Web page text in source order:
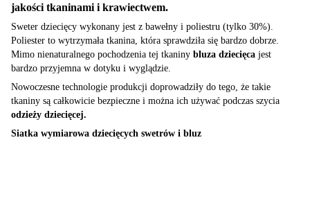
jakości tkaninami i krawiectwem.
Sweter dziecięcy wykonany jest z bawełny i poliestru (tylko 30%).
Poliester to wytrzymała tkanina, która sprawdziła się bardzo dobrze.
Mimo nienaturalnego pochodzenia tej tkaniny bluza dziecięca jest
bardzo przyjemna w dotyku i wyglądzie.
Nowoczesne technologie produkcji doprowadziły do ​​tego, że takie
tkaniny są całkowicie bezpieczne i można ich używać podczas szycia
odzieży dziecięcej.
Siatka wymiarowa dziecięcych swetrów i bluz